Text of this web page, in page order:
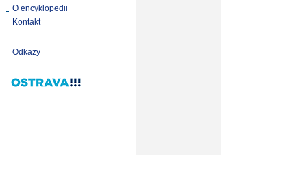
O encyklopedii
Kontakt
Odkazy